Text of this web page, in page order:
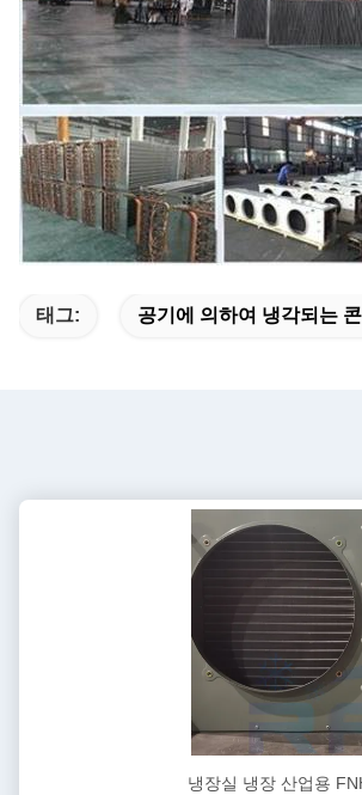
태그: 공기에 의하여 냉각되는
냉장실 냉장 산업용